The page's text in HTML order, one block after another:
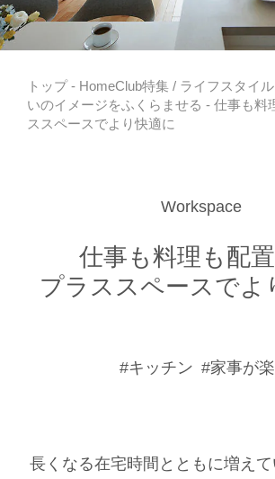
トップ- HomeClub特集/ ライフスタイ
いのイメージをふくらませる - 仕事も料
ススペースでより快適に
Workspace
仕事も料理も配
プラススペースでよ
#キッチン #家事が楽
長くなる在宅時間とともに増えて